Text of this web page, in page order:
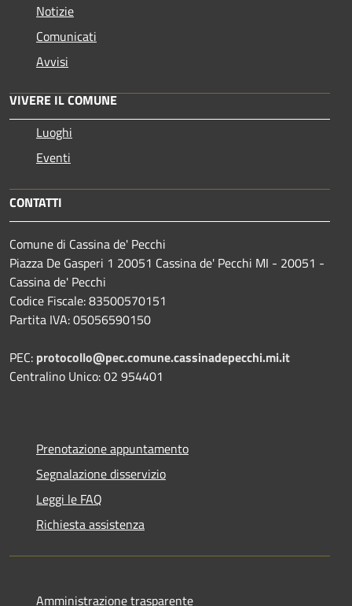
Notizie
Comunicati
Avvisi
VIVERE IL COMUNE
Luoghi
Eventi
CONTATTI
Comune di Cassina de' Pecchi
Piazza De Gasperi 1 20051 Cassina de' Pecchi MI - 20051 -
Cassina de' Pecchi
Codice Fiscale: 83500570151
Partita IVA: 05056590150
PEC: protocollo@pec.comune.cassinadepecchi.mi.it
Centralino Unico: 02 954401
Prenotazione appuntamento
Segnalazione disservizio
Leggi le FAQ
Richiesta assistenza
Amministrazione trasparente